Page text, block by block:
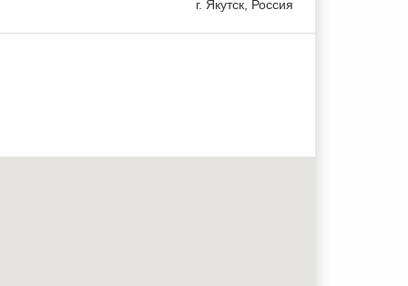
г. Якутск , Россия